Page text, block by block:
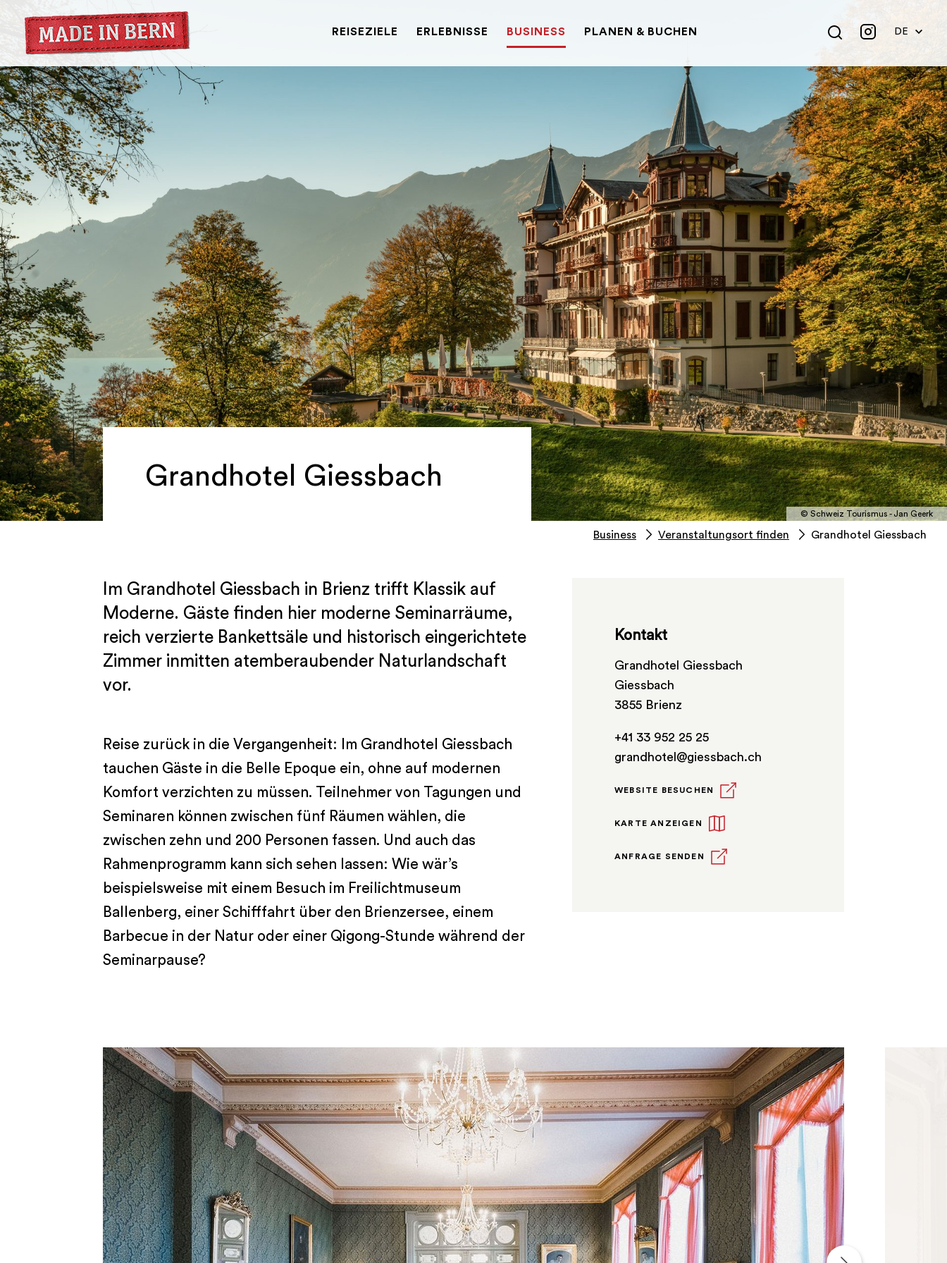
REISEZIELE ERLEBNISSE BUSINESS PLANEN & BUCHEN DE
FR
© Schweiz Tourismus - Jan Geerk
Grandhotel Giessbach
Business Veranstaltungsort finden Grandhotel Giessbach
Im Grandhotel Giessbach in Brienz trifft Klassik auf
Moderne. Gäste finden hier moderne Seminarräume,
reich verzierte Bankettsäle und historisch eingerichtete
Zimmer inmitten atemberaubender Naturlandschaft
vor.
Reise zurück in die Vergangenheit: Im Grandhotel Giessbach
tauchen Gäste in die Belle Epoque ein, ohne auf modernen
Komfort verzichten zu müssen. Teilnehmer von Tagungen und
Seminaren können zwischen fünf Räumen wählen, die
zwischen zehn und 200 Personen fassen. Und auch das
Rahmenprogramm kann sich sehen lassen: Wie wär’s
beispielsweise mit einem Besuch im Freilichtmuseum
Ballenberg, einer Schifffahrt über den Brienzersee, einem
Barbecue in der Natur oder einer Qigong-Stunde während der
Seminarpause?
Kontakt
Grandhotel Giessbach
Giessbach
3855 Brienz
+41 33 952 25 25
grandhotel@giessbach.ch
WEBSITE BESUCHEN
KARTE ANZEIGEN
ANFRAGE SENDEN